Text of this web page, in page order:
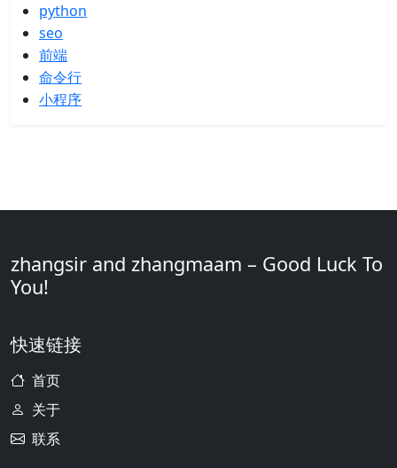
python
seo
前端
命令行
小程序
zhangsir and zhangmaam – Good Luck To
You!
快速链接
首页
关于
联系